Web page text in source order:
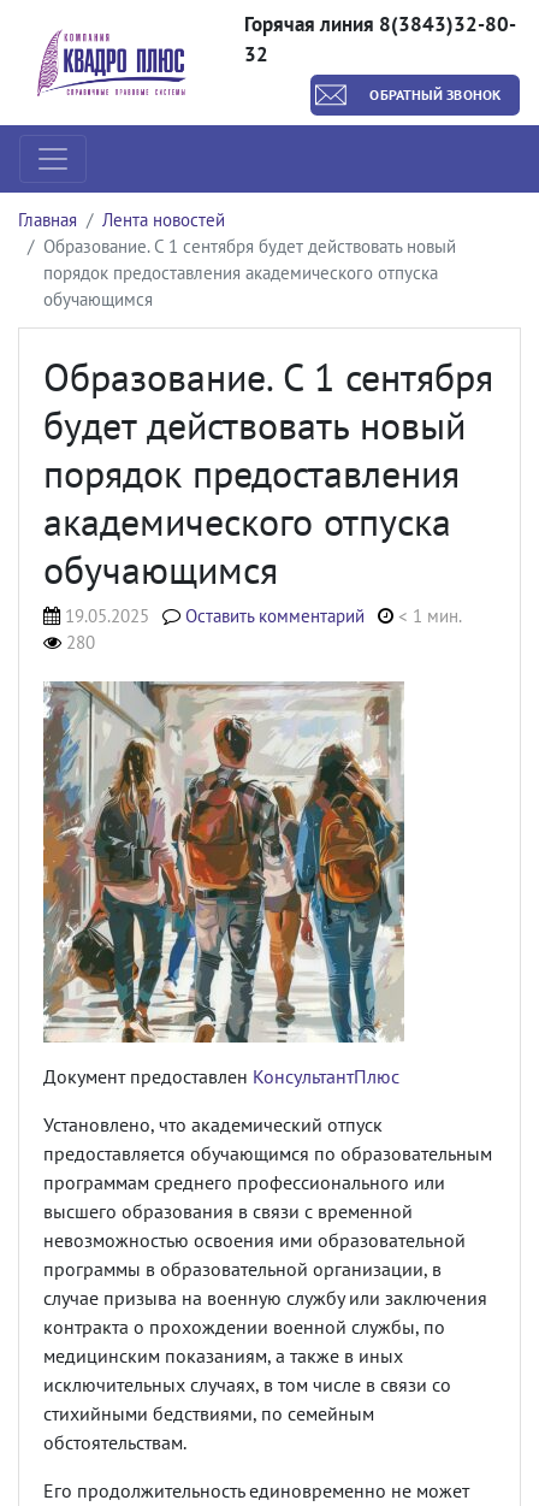
Горячая линия 8(3843)32-80-
32
ОБРАТНЫЙ ЗВОНОК
Главная
Лента новостей
Образование. С 1 сентября будет действовать новый
порядок предоставления академического отпуска
обучающимся
Образование. С 1 сентября
будет действовать новый
порядок предоставления
академического отпуска
обучающимся
19.05.2025 Оставить комментарий
< 1 мин.
280
Документ предоставлен КонсультантПлюс
Установлено, что академический отпуск
предоставляется обучающимся по образовательным
программам среднего профессионального или
высшего образования в связи с временной
невозможностью освоения ими образовательной
программы в образовательной организации, в
случае призыва на военную службу или заключения
контракта о прохождении военной службы, по
медицинским показаниям, а также в иных
исключительных случаях, в том числе в связи со
стихийными бедствиями, по семейным
обстоятельствам.
Его продолжительность единовременно не может